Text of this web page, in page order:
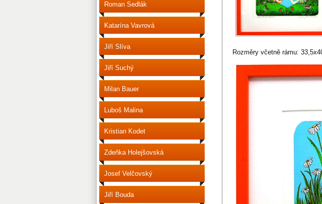
Rozměry včetně rámu:
Roman Sedlák
Katarína Vavrová
Jiří Slíva
Jiří Suchý
Milan Bauer
Luboš Malina
Kristian Kodet
Zdeňka Holejšovská
Josef Velčovský
Jiří Bouda